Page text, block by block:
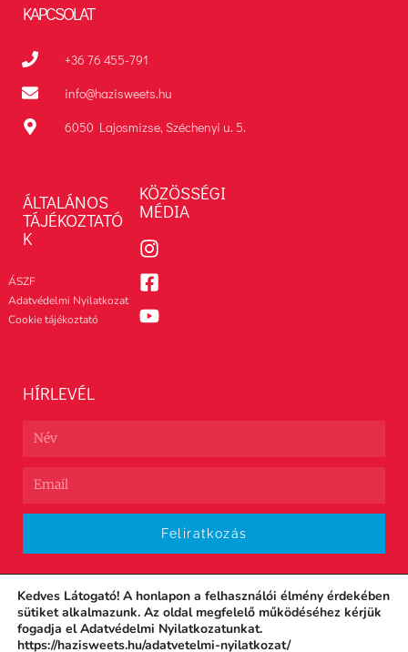
KAPCSOLAT
+36 76 455-791
info@hazisweets.hu
6050 Lajosmizse, Széchenyi u. 5.
ÁLTALÁNOS
TÁJÉKOZTATÓ
K
ÁSZF
Adatvédelmi Nyilatkozat
Cookie tájékoztató
KÖZÖSSÉGI
MÉDIA
HÍRLEVÉL
Feliratkozás
Kedves Látogató! A honlapon a felhasználói élmény érdekében
sütiket alkalmazunk. Az oldal megfelelő működéséhez kérjük
fogadja el Adatvédelmi Nyilatkozatunkat.
https://hazisweets.hu/adatvetelmi-nyilatkozat/